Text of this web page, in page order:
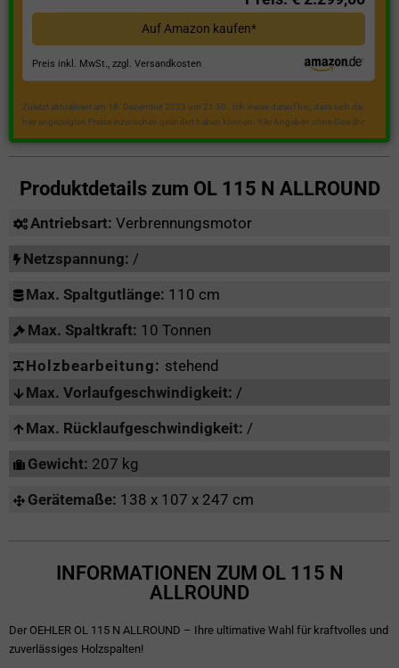
Auf Amazon kaufen*
Preis inkl. MwSt., zzgl. Versandkosten
Zuletzt aktualisiert am 18. Dezember 2023 um 21:50 . Ich weise darauf hin, dass sich die
hier angezeigten Preise inzwischen geändert haben können. Alle Angaben ohne Gewähr.
Produktdetails zum OL 115 N ALLROUND
Antriebsart: Verbrennungsmotor
Netzspannung: /
Max. Spaltgutlänge: 110 cm
Max. Spaltkraft: 10 Tonnen
Holzbearbeitung: stehend
Max. Vorlaufgeschwindigkeit: /
Max. Rücklaufgeschwindigkeit: /
Gewicht: 207 kg
Gerätemaße: 138 x 107 x 247 cm
INFORMATIONEN ZUM OL 115 N
ALLROUND
Der OEHLER OL 115 N ALLROUND – Ihre ultimative Wahl für kraftvolles und
zuverlässiges Holzspalten!